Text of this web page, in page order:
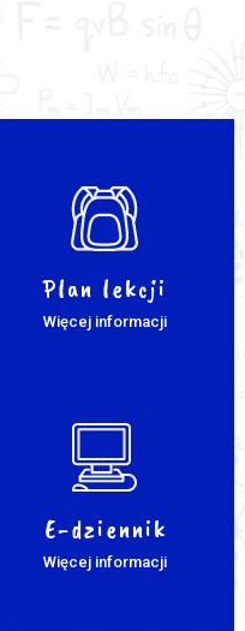
Plan lekcji
Więcej informacji
E-dziennik
Więcej informacji